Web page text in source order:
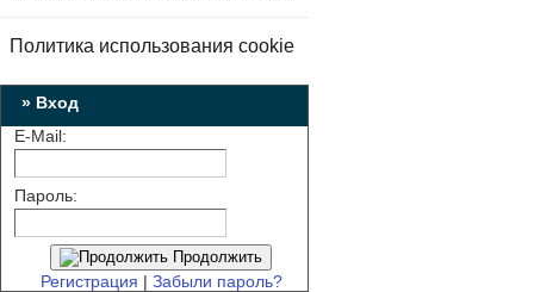
Политика использования cookie
» Вход
E-Mail:
Пароль:
Продолжить
Регистрация | Забыли пароль?